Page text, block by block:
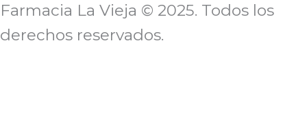
Farmacia La Vieja © 2025. Todos los
derechos reservados.